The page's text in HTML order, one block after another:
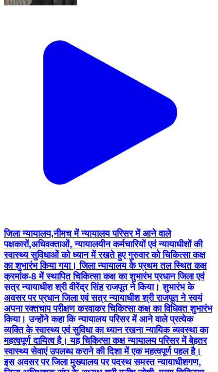
जिला न्यायालय,नीमच में न्यायालय परिसर में आने वाले
पक्षकारों,अधिवक्ताओं, न्यायालयीन कर्मचारियों एवं न्यायाधीशों की
सत्र न्यायाधीश श्री वीरेंद्र सिंह राजपूत ने किया। शुभारंभ के
अवसर पर प्रधान जिला एवं सत्र न्यायाधीश श्री राजपूत ने स्वयं
अपना रक्तचाप परीक्षण करवाकर चिकित्सा कक्ष का विधिवत शुभारंभ
किया। उन्होंने कहा कि न्यायालय परिसर में आने वाले प्रत्येक
व्यक्ति के स्वास्थ्य एवं सुविधा का ध्यान रखना न्यायिक व्यवस्था का
महत्वपूर्ण दायित्व है। यह चिकित्सा कक्ष न्यायालय परिसर में बेहतर
स्वास्थ्य सेवाएं उपलब्ध कराने की दिशा में एक महत्वपूर्ण पहल है।
इस अवसर पर जिला मुख्यालय पर पदस्थ समस्त न्यायाधीशगण,
जिला अभिभाषक संघ के अध्यक्ष श्री मनीष जोशी, मुख्य चिकित्सा
एवं स्वास्थ्य अधिकारी डॉ. डी. प्रसाद, जिला अभिभाषक संघ के
उपाध्यक्ष श्री शांतिलाल जैन, वरिष्ठ अधिवक्ता श्री लक्ष्मण सिंह
भाटी, अन्य अधिवक्तागण, लीगल एड डिफेंस काउंसिल्स तथा
न्यायालयीन कर्मचारी उपस्थित थे। Jansampark Madhya